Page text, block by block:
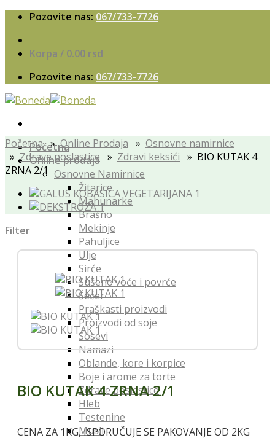
Skip
content
Pozovite nas: 067/733-7726
Korpa / 0.00 rsd
Pozovite nas: 067/733-7726
Početna
Online prodaja
Osnovne Namirnice
Žitarice
Mahunarke
Brašno
Mekinje
Pahuljice
Ulje
Sirće
Sušeno voće i povrće
Šećer
Praškasti proizvodi
Proizvodi od soje
Sosevi
Namazi
Oblande, kore i korpice
Boje i arome za torte
Zdrave poslastice
Hleb
Testenine
Musli
Početna»Online Prodaja » Osnovne namirnice
»Zdrave poslastice » Zdravi keksići » BIO KUTAK 4
ZRNA 2/1
Filter
BIO KUTAK 4 ZRNA 2/1
CENA ZA 1KG, ISPORUČUJE SE PAKOVANJE OD 2KG